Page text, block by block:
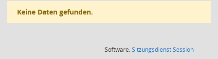
Keine Daten gefunden.
Software:SitzungsdienstSession(Wird in